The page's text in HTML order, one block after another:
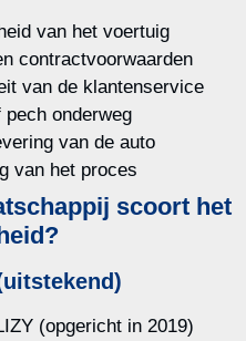
van het voertuig
contractvoorwaarden
van de klantenservice
onderweg
van de auto
van het proces
scoort het
(opgericht in 2019)